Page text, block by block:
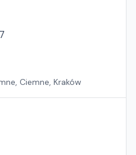
Ciemne, Kraków